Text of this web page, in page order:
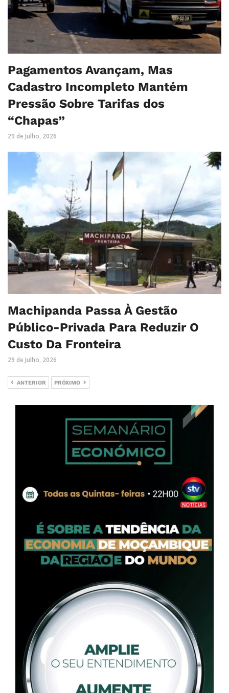
Pagamentos Avançam, Mas
Cadastro Incompleto Mantém
Pressão Sobre Tarifas dos
“Chapas”
29 de Julho, 2026
Machipanda Passa À Gestão
Público-Privada Para Reduzir O
Custo Da Fronteira
29 de Julho, 2026
ANTERIOR PRÓXIMO